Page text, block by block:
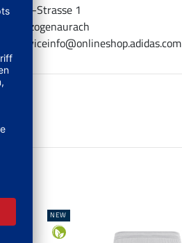
Strasse 1
Herzogenaurach
serviceinfo@onlineshop.adidas.com
NEW